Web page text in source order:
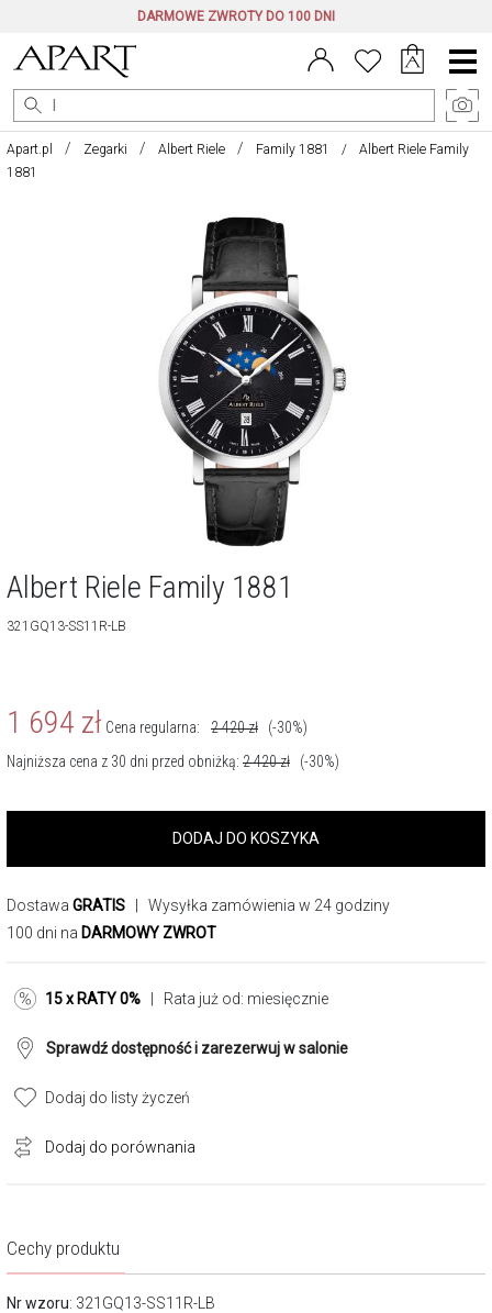
DARMOWE ZWROTY DO 100 DNI
Menu
główne
Apart.pl Zegarki Albert Riele Family 1881
Albert Riele Family
1881
Cechy produktu
Nr wzoru: 321GQ13-SS11R-LB
Albert Riele Family 1881
321GQ13-SS11R-LB
1 694 zł Cena regularna: 2 420zł
(-30%)
Najniższa cena z 30 dni przed obniżką: 2 420zł (-30%)
DODAJ DO KOSZYKA
Dostawa GRATIS | Wysyłka zamówienia w 24 godziny
100 dni na DARMOWY ZWROT
15 x RATY 0% | Rata już od: miesięcznie
Sprawdź dostępność i zarezerwuj w salonie
Dodaj do listy życzeń
Dodaj do porównania